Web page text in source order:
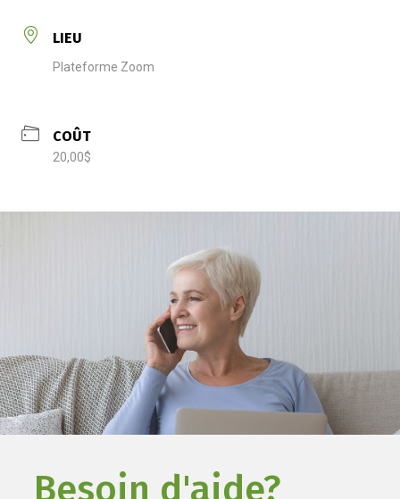
LIEU
Plateforme Zoom
COÛT
20,00$
Besoin d'aide?